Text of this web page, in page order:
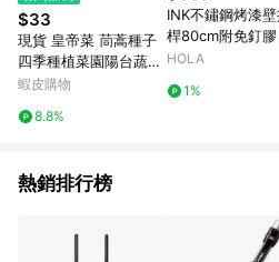
$33
現貨 皇帝菜 茼蒿種子
四季種植菜園陽台蔬菜
小葉虎耳茼蒿 光杆茼蒿
成 鮮嫩火鍋蔬 葉菜類
蝦皮購物
8.8%
INK不鏽鋼烤漆
桿80cm附免釘膠
HOLA
1%
熱銷排行榜